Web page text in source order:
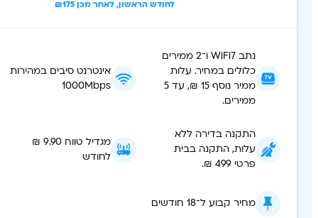
לחודש הראשון, לאחר מכן ₪175
נתב WiFi7 ו־2 ממירים
כלולים במחיר. עלות
ממיר נוסף 15 ₪, עד 5
ממירים.
אינטרנט סיבים במהירות
1000Mbps
התקנה בדירה ללא
עלות, התקנה בבית
מגדיל טווח 9.90 ₪
לחודש
מחיר קבוע ל־18 חודשים